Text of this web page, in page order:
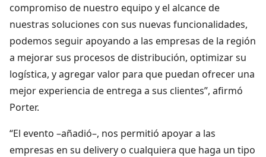
compromiso de nuestro equipo y el alcance de
nuestras soluciones con sus nuevas funcionalidades,
podemos seguir apoyando a las empresas de la región
a mejorar sus procesos de distribución, optimizar su
logística, y agregar valor para que puedan ofrecer una
mejor experiencia de entrega a sus clientes”, afirmó
Porter.
“El evento –añadió–, nos permitió apoyar a las
empresas en su delivery o cualquiera que haga un tipo